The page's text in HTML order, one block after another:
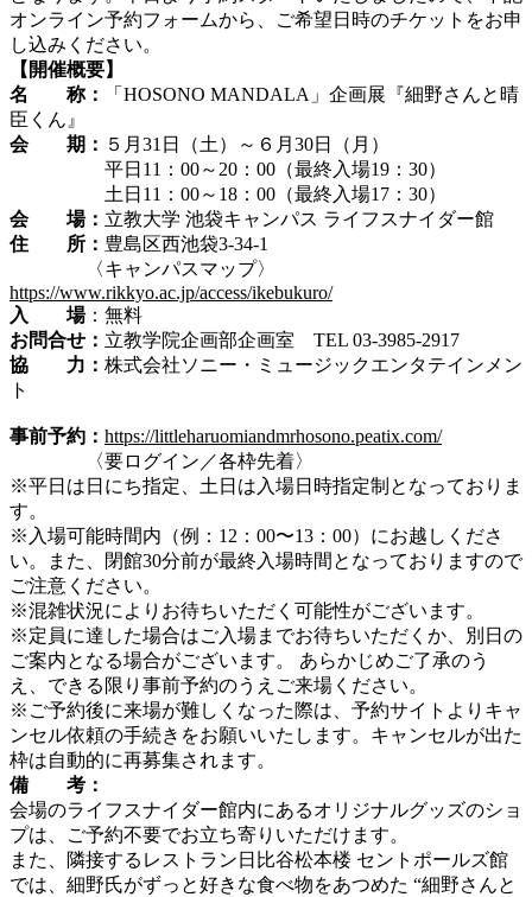
オンライン予約フォームから、ご希望日時のチケットをお申
し込みください。
【開催概要】
名 称：
「HOSONO MANDALA」企画展『細野さんと晴
臣くん』
会 期： ５月31日（土）～６月30日（月）
平日11：00～20：00（最終入場19：30）
土日11：00～18：00（最終入場17：30）
会 場： 立教大学 池袋キャンパス ライフスナイダー館
住 所： 豊島区西池袋3-34-1
〈キャンパスマップ〉
https://www.rikkyo.ac.jp/access/ikebukuro/
入 場：無料
お問合せ： 立教学院企画部企画室 TEL 03-3985-2917
協 力： 株式会社ソニー・ミュージックエンタテインメン
ト
事前予約： https://littleharuomiandmrhosono.peatix.com/
〈要ログイン／各枠先着〉
※平日は日にち指定、土日は入場日時指定制となっておりま
す。
※入場可能時間内（例：12：00〜13：00）にお越しくださ
い。また、閉館30分前が最終入場時間となっておりますので
ご注意ください。
※混雑状況によりお待ちいただく可能性がございます。
※定員に達した場合はご入場までお待ちいただくか、別日の
ご案内となる場合がございます。 あらかじめご了承のう
え、できる限り事前予約のうえご来場ください。
※ご予約後に来場が難しくなった際は、予約サイトよりキャ
ンセル依頼の手続きをお願いいたします。キャンセルが出た
枠は自動的に再募集されます。
備 考：
会場のライフスナイダー館内にあるオリジナルグッズのショ
プは、ご予約不要でお立ち寄りいただけます。
また、隣接するレストラン日比谷松本楼 セントポールズ館
では、細野氏がずっと好きな食べ物をあつめた “細野さんと